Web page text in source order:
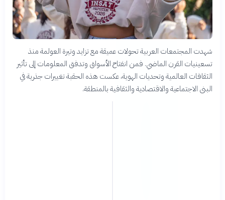
شهدت المجتمعات العربية تحولات عميقة مع تزايد وتيرة العولمة منذ
تسعينيات القرن الماضي. فمن انفتاح الأسواق وتدفق المعلومات إلى تأثير
الثقافات العالمية وتحديات الهوية، عكست هذه الحقبة تغييرات جذرية في
البنى الاجتماعية والاقتصادية والثقافية بالمنطقة.